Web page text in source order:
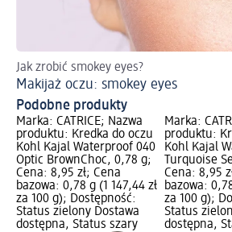
Jak zrobić smokey eyes?
Makijaż oczu: smokey eyes
Podobne produkty
Marka: CATRICE; Nazwa
produktu: Kredka do oczu
Kohl Kajal Waterproof 040
Optic BrownChoc, 0,78 g;
Cena: 8,95 zł; Cena
bazowa: 0,78 g (1 147,44 zł
za 100 g); Dostępność:
Status zielony Dostawa
dostępna, Status szary
Marka:
produktu:
Kohl Kajal
Turquoise
Cena: 8,95
bazowa:
za 100 g);
Status
dostępna,